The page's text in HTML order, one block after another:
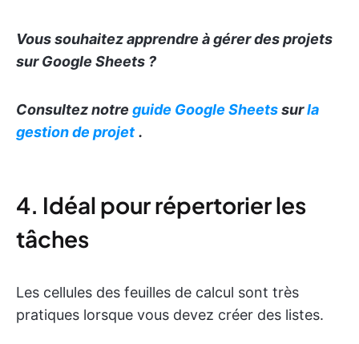
Vous souhaitez apprendre à gérer des projets
sur Google Sheets ?
Consultez notre guide Google Sheetssurla
gestion de projet .
4. Idéal pour répertorier les
tâches
Les cellules des feuilles de calcul sont très
pratiques lorsque vous devez créer des listes.